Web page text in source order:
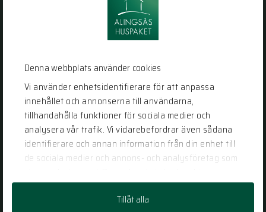
Denna webbplats använder cookies
Vi använder enhetsidentifierare för att anpassa
innehållet och annonserna till användarna,
tillhandahålla funktioner för sociala medier och
analysera vår trafik. Vi vidarebefordrar även sådana
identifierare och annan information från din enhet till
de sociala medier och annons- och analysföretag som
informationen med annan information som du har
tillhandahållit eller som de har samlat in när du har
Tillåt alla
Lösvirkeshus – Ett hantverk i stor